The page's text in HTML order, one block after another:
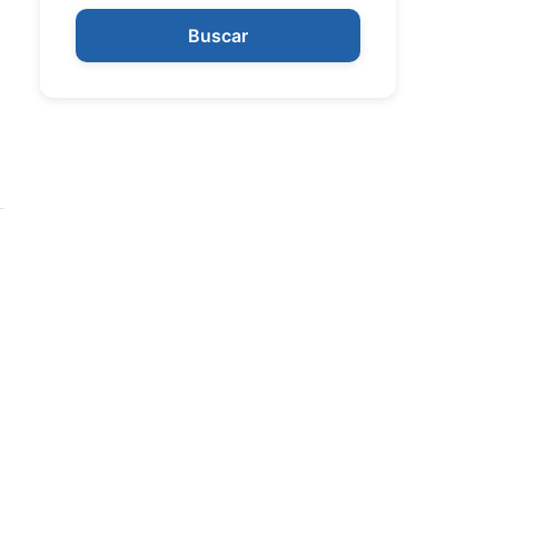
Buscar